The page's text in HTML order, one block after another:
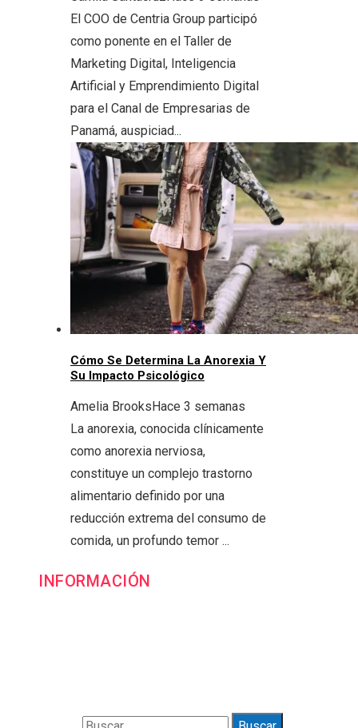
El COO de Centria Group participó
como ponente en el Taller de
Marketing Digital, Inteligencia
Artificial y Emprendimiento Digital
para el Canal de Empresarias de
Panamá, auspiciad...
Cómo Se Determina La Anorexia Y
Su Impacto Psicológico
Amelia BrooksHace 3 semanas
La anorexia, conocida clínicamente
como anorexia nerviosa,
constituye un complejo trastorno
alimentario definido por una
reducción extrema del consumo de
comida, un profundo temor ...
INFORMACIÓN